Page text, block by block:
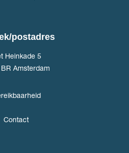
postadres
Heinkade 5
Amsterdam
Contact